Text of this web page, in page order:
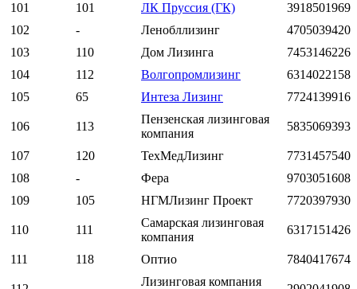
101
101 ЛК Пруссия (ГК)
3918501969
102
- Ленобллизинг
4705039420
103
110 Дом Лизинга
7453146226
104
112 Волгопромлизинг
6314022158
105
65 Интеза Лизинг 7724139916
106 113
Пензенская лизинговая
компания
5835069393
107 120 ТехМедЛизинг
7731457540
108
- Фера
9703051608
109
105 НГМЛизинг Проект 7720397930
110 111
Самарская лизинговая
компания
6317151426
111 118 Оптио 7840417674
Лизинговая компания